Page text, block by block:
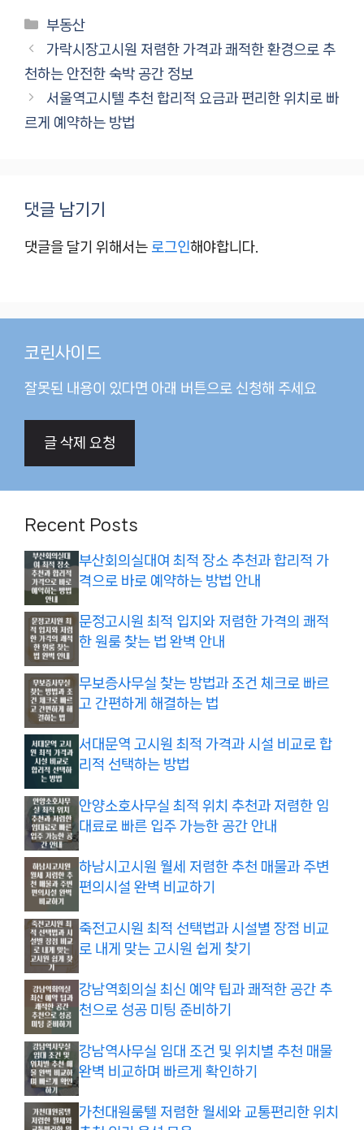
카
테
리
부동산
가락시장고시원 저렴한 가격과 쾌적한 환경으로 추
천하는 안전한 숙박 공간 정보
서울역고시텔 추천 합리적 요금과 편리한 위치로 빠
르게 예약하는 방법
댓글 남기기
댓글을 달기 위해서는 로그인해야합니다.
코린사이드
잘못된 내용이 있다면 아래 버튼으로 신청해 주세요
글 삭제 요청
Recent Posts
부산회의실대여 최적 장소 추천과 합리적 가
격으로 바로 예약하는 방법 안내
문정고시원 최적 입지와 저렴한 가격의 쾌적
한 원룸 찾는 법 완벽 안내
무보증사무실 찾는 방법과 조건 체크로 빠르
고 간편하게 해결하는 법
서대문역 고시원 최적 가격과 시설 비교로 합
리적 선택하는 방법
안양소호사무실 최적 위치 추천과 저렴한 임
대료로 빠른 입주 가능한 공간 안내
하남시고시원 월세 저렴한 추천 매물과 주변
편의시설 완벽 비교하기
죽전고시원 최적 선택법과 시설별 장점 비교
로 내게 맞는 고시원 쉽게 찾기
강남역회의실 최신 예약 팁과 쾌적한 공간 추
천으로 성공 미팅 준비하기
강남역사무실 임대 조건 및 위치별 추천 매물
완벽 비교하며 빠르게 확인하기
가천대원룸텔 저렴한 월세와 교통편리한 위치